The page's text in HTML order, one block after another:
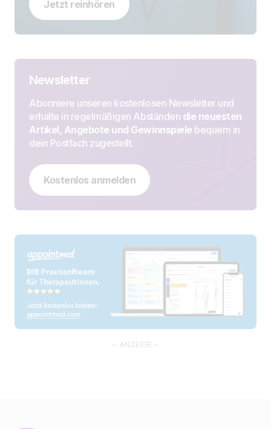
Jetzt reinhören
Newsletter
Abonniere unseren kostenlosen Newsletter und
erhalte in regelmäßigen Abständen die neuesten
Artikel, Angebote und Gewinnspiele bequem in
dein Postfach zugestellt.
Kostenlos anmelden
– ANZEIGE –